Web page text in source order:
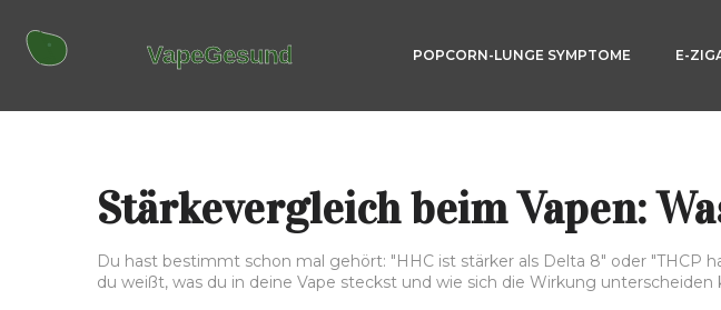
POPCORN-LUNGE SYMPTOME E-
Stärkevergleich beim Vapen:
Du hast bestimmt schon mal gehört: "HHC ist stärker als Delta 8" oder
du weißt, was du in deine Vape steckst und wie sich die Wirkung unterscheiden